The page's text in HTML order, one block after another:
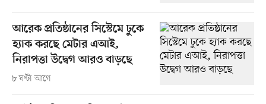
আরেক প্রতিষ্ঠানের সিস্টেমে ঢুকে
হ্যাক করছে মেটার এআই,
নিরাপত্তা উদ্বেগ আরও বাড়ছে
৮ ঘণ্টা আগে